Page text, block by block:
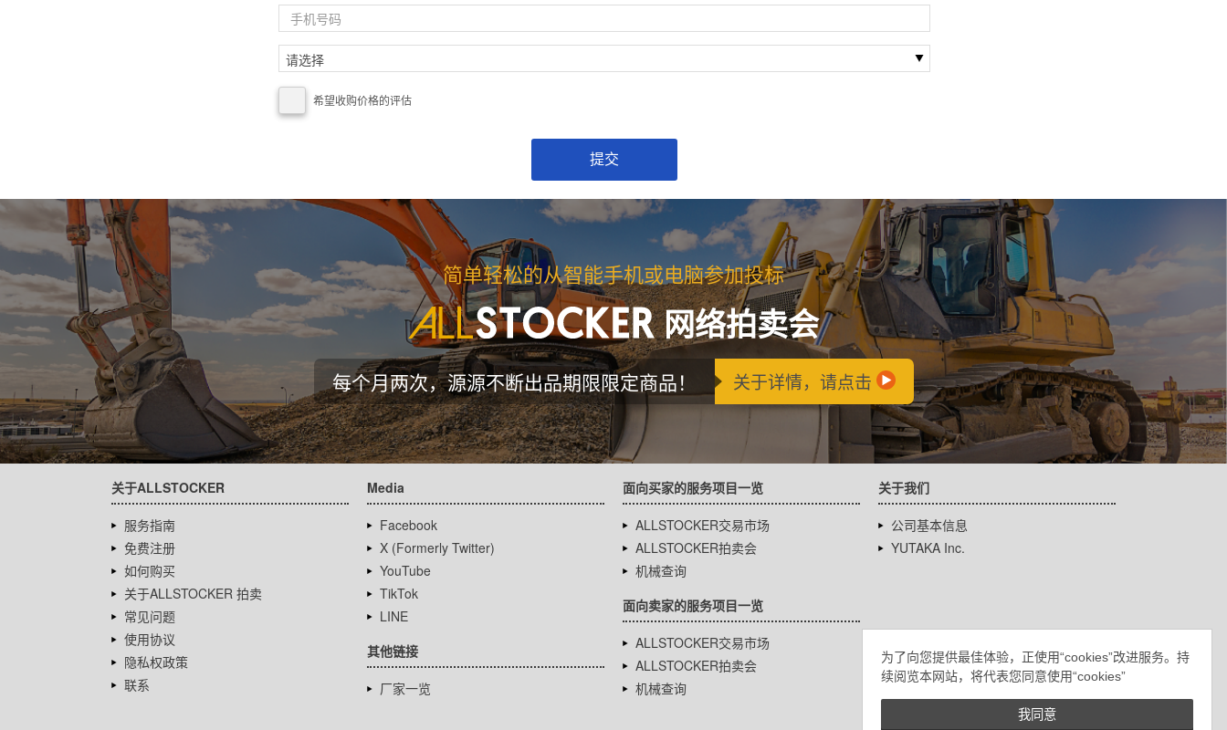
为了向您提供最佳体验，正使用“cookies”改进服务。持
续阅览本网站，将代表您同意使用“cookies”
我同意
希望收购价格的评估
简单轻松的从智能手机或电脑参加投标
网络拍卖会
每个月两次，源源不断出品期限限定商品！ 关于详情，请点击
关于ALLSTOCKER
服务指南
免费注册
如何购买
关于ALLSTOCKER 拍卖
常见问题
使用协议
隐私权政策
联系
Media
Facebook
X (Formerly Twitter)
YouTube
TikTok
LINE
其他链接
厂家一览
面向买家的服务项目一览
ALLSTOCKER交易市场
ALLSTOCKER拍卖会
机械查询
面向卖家的服务项目一览
ALLSTOCKER交易市场
ALLSTOCKER拍卖会
机械查询
关于我们
公司基本信息
YUTAKA Inc.